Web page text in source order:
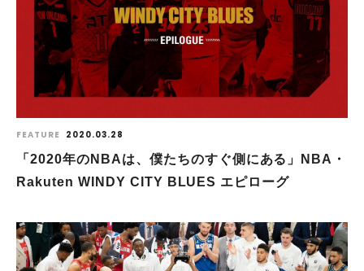
FEATURE 2020.03.28
「2020年のNBAは、僕たちのすぐ側にある」NBA・
Rakuten WINDY CITY BLUES エピローグ